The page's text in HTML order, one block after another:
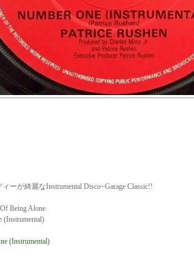
ーが綺麗なInstrumental Disco~Garage Classic!!
Being Alone
(Instrumental)
(Instrumental)